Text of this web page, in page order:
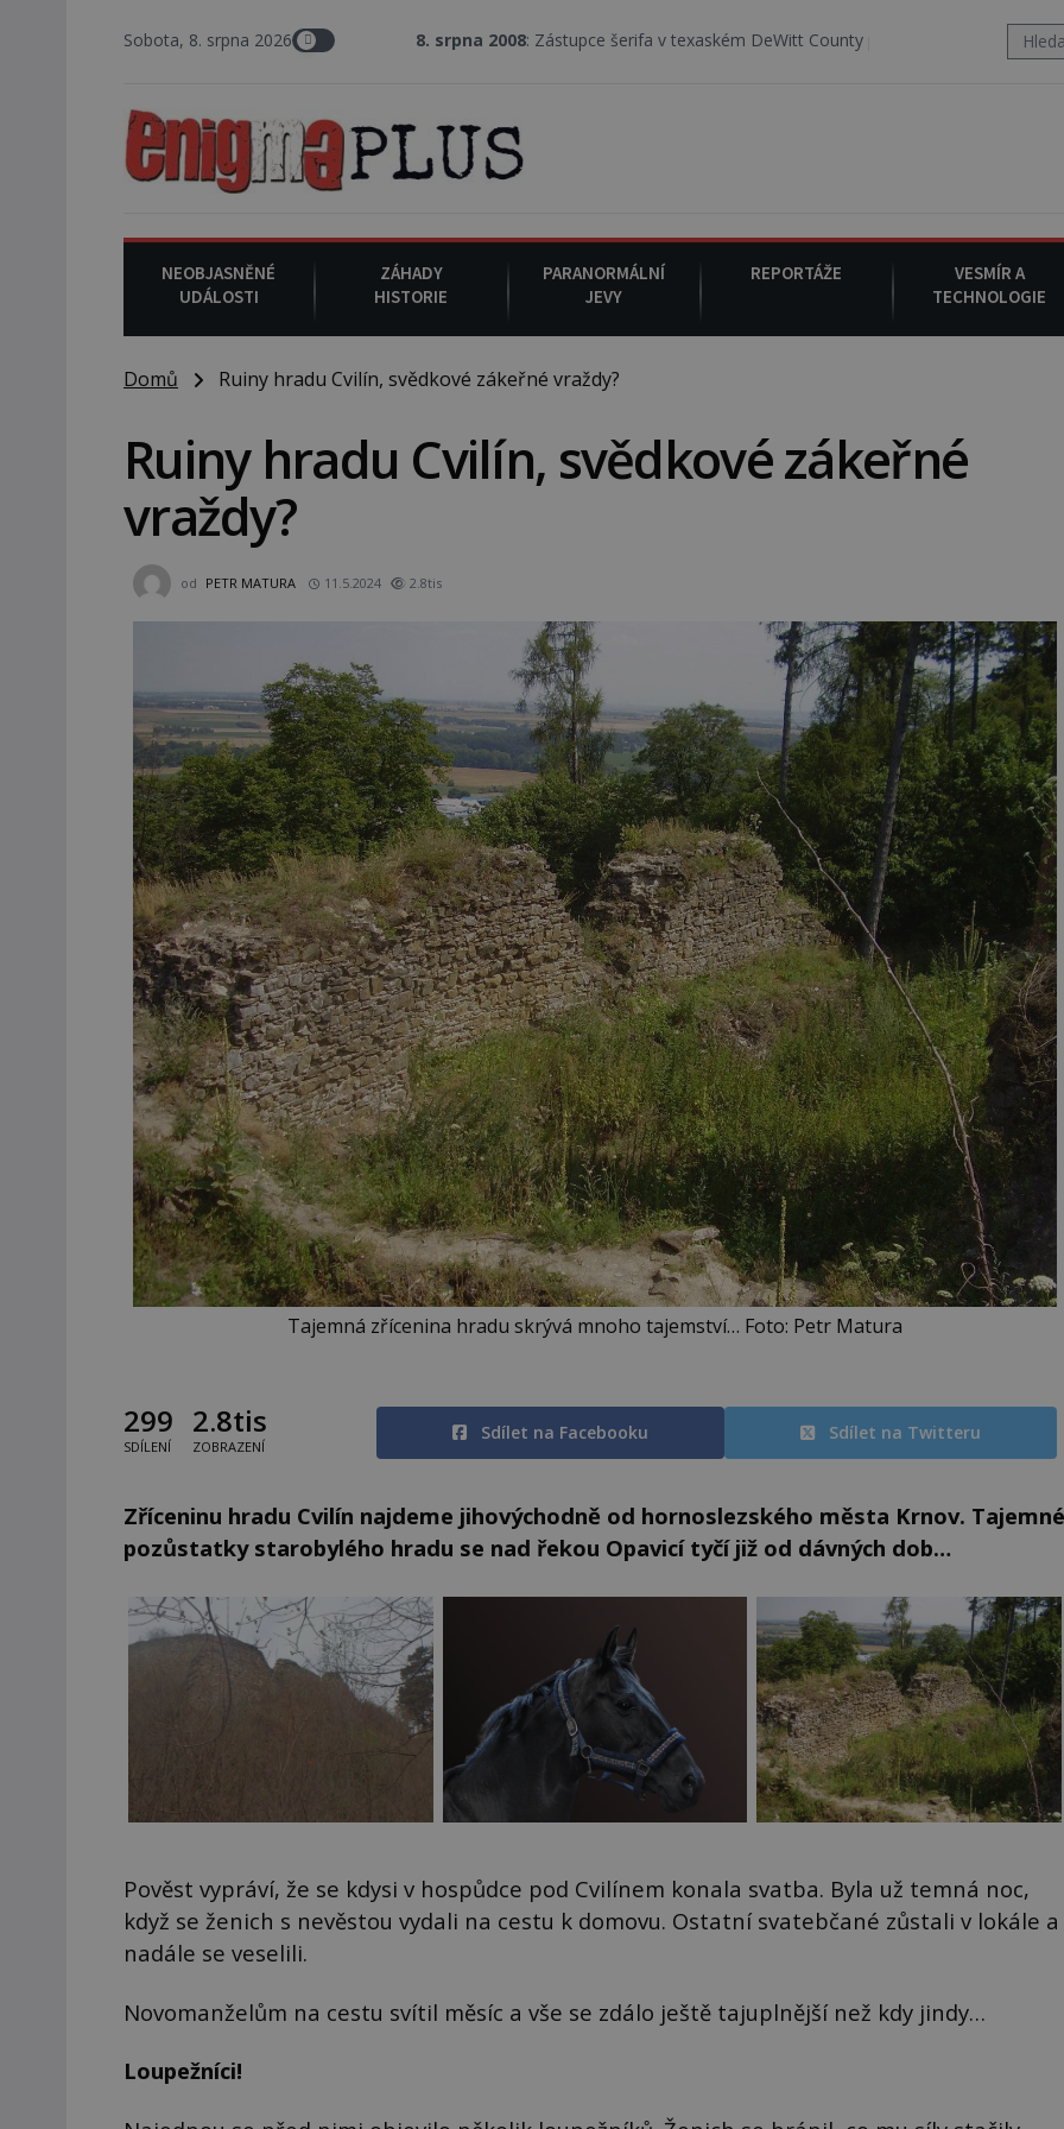
Sobota, 8. srpna 20268. srpna 2008 : Zástupce šerifa v texaském DeWitt County pořizuje video, na kterém před jeho
NEOBJASNĚNÉ
UDÁLOSTI
ZÁHADY
HISTORIE
PARANORMÁLNÍ
JEVY
REPORTÁŽE
VESMÍR A
TECHNOLOGIE
Domů Ruiny hradu Cvilín, svědkové zákeřné vraždy?
Ruiny hradu Cvilín, svědkové zákeřné
vraždy?
od PETR MATURA 11.5.2024 2.8tis
Tajemná zřícenina hradu skrývá mnoho tajemství… Foto: Petr Matura
299
SDÍLENÍ
2.8tis
ZOBRAZENÍ
Sdílet na Facebooku Sdílet na Twitteru
Zříceninu hradu Cvilín najdeme jihovýchodně od hornoslezského města Krnov. Tajemné
pozůstatky starobylého hradu se nad řekou Opavicí tyčí již od dávných dob…
Pověst vypráví, že se kdysi v hospůdce pod Cvilínem konala svatba. Byla už temná noc,
když se ženich s nevěstou vydali na cestu k domovu. Ostatní svatebčané zůstali v lokále a
nadále se veselili.
Novomanželům na cestu svítil měsíc a vše se zdálo ještě tajuplnější než kdy jindy…
Loupežníci!